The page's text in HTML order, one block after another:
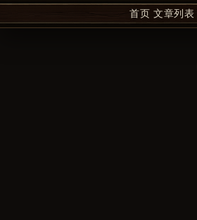
首页 文章列表